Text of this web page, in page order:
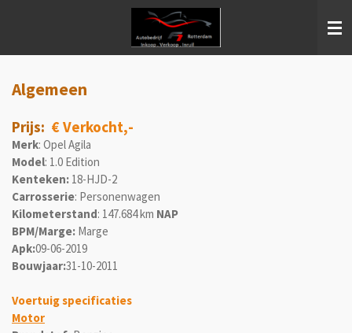
hoofdinhoud
Algemeen
Prijs: € Verkocht,-
Merk: Opel Agila
Model: 1.0 Edition
Kenteken: 18-HJD-2
Carrosserie: Personenwagen
Kilometerstand: 147.684 km NAP
BPM/Marge: Marge
Apk:09-06-2019
Bouwjaar:31-10-2011
Voertuig specificaties
Motor